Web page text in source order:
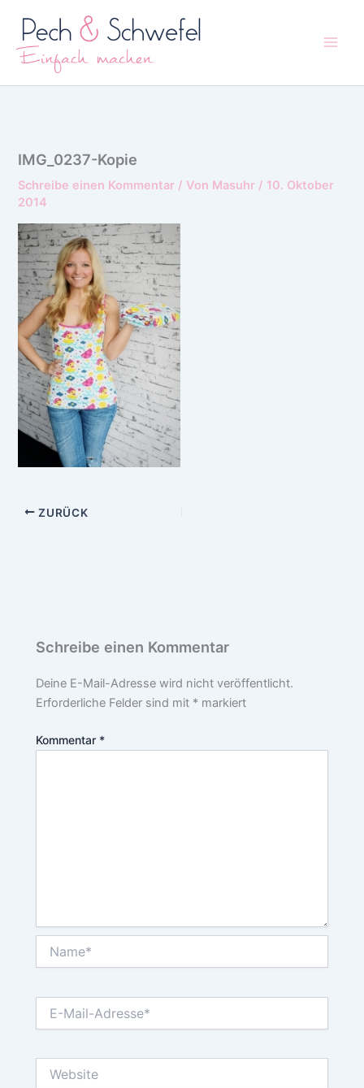
Inhalt
springen
IMG_0237-Kopie
Schreibe einen Kommentar / Von Masuhr / 10. Oktober
2014
ZURÜCK
Schreibe einen Kommentar
Deine E-Mail-Adresse wird nicht veröffentlicht.
Erforderliche Felder sind mit * markiert
Kommentar *
Mail-